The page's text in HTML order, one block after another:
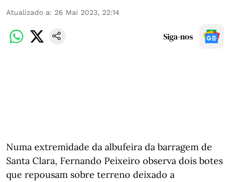
Atualizado a: 26 Mai 2023, 22:14
Siga-nos
Numa extremidade da albufeira da barragem de
Santa Clara, Fernando Peixeiro observa dois botes
que repousam sobre terreno deixado a